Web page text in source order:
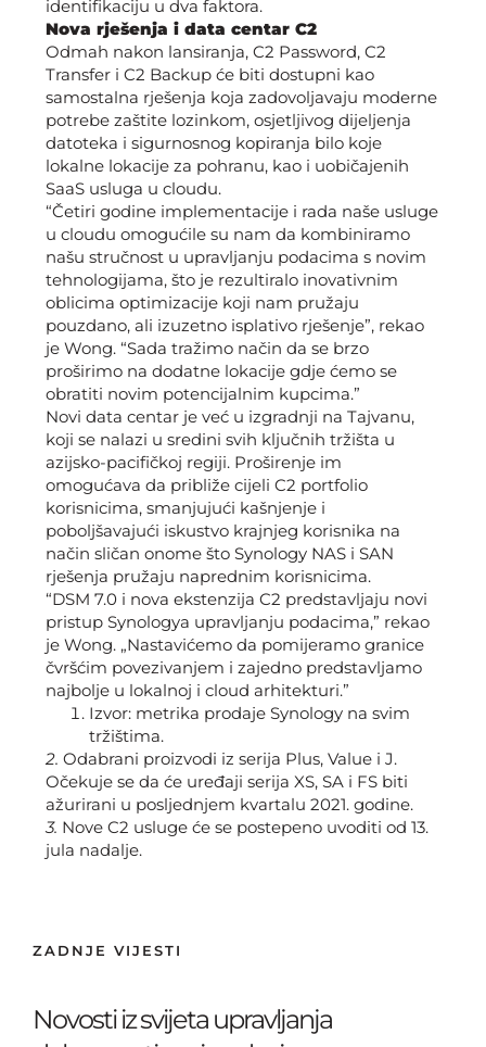
identifikaciju u dva faktora.
Nova rješenja i data centar C2
Odmah nakon lansiranja, C2 Password, C2
Transfer i C2 Backup će biti dostupni kao
samostalna rješenja koja zadovoljavaju moderne
potrebe zaštite lozinkom, osjetljivog dijeljenja
datoteka i sigurnosnog kopiranja bilo koje
lokalne lokacije za pohranu, kao i uobičajenih
SaaS usluga u cloudu.
“Četiri godine implementacije i rada naše usluge
u cloudu omogućile su nam da kombiniramo
našu stručnost u upravljanju podacima s novim
tehnologijama, što je rezultiralo inovativnim
oblicima optimizacije koji nam pružaju
pouzdano, ali izuzetno isplativo rješenje”, rekao
je Wong. “Sada tražimo način da se brzo
proširimo na dodatne lokacije gdje ćemo se
obratiti novim potencijalnim kupcima.”
Novi data centar je već u izgradnji na Tajvanu,
koji se nalazi u sredini svih ključnih tržišta u
azijsko-pacifičkoj regiji. Proširenje im
omogućava da približe cijeli C2 portfolio
korisnicima, smanjujući kašnjenje i
poboljšavajući iskustvo krajnjeg korisnika na
način sličan onome što Synology NAS i SAN
rješenja pružaju naprednim korisnicima.
“DSM 7.0 i nova ekstenzija C2 predstavljaju novi
pristup Synologya upravljanju podacima,” rekao
je Wong. „Nastavićemo da pomijeramo granice
čvršćim povezivanjem i zajedno predstavljamo
najbolje u lokalnoj i cloud arhitekturi.”
Izvor: metrika prodaje Synology na svim
tržištima.
2. Odabrani proizvodi iz serija Plus, Value i J.
Očekuje se da će uređaji serija XS, SA i FS biti
ažurirani u posljednjem kvartalu 2021. godine.
3. Nove C2 usluge će se postepeno uvoditi od 13.
jula nadalje.
ZADNJE VIJESTI
Novosti iz svijeta upravljanja